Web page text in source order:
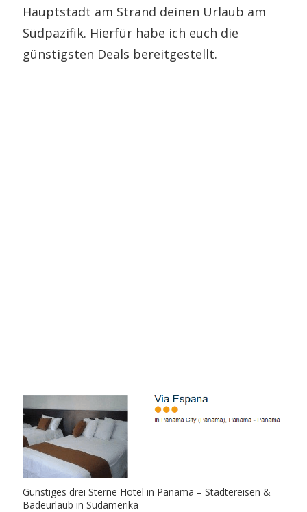
Hauptstadt am Strand deinen Urlaub am
Südpazifik. Hierfür habe ich euch die
günstigsten Deals bereitgestellt.
Günstiges drei Sterne Hotel in Panama – Städtereisen &
Badeurlaub in Südamerika